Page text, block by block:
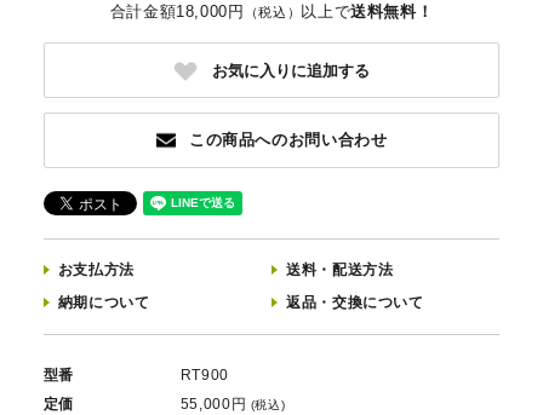
合計金額18,000円 （税込） 以上で送料無料！
お気に入りに追加する
この商品へのお問い合わせ
お支払方法 送料 ・ 配送方法
納期について
返品 ・ 交換について
型番
RT900
定価
55,000円 (税込)